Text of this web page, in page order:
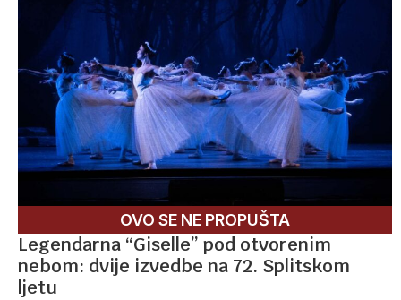
OVO SE NE PROPUŠTA
Legendarna “Giselle” pod otvorenim
nebom: dvije izvedbe na 72. Splitskom
ljetu